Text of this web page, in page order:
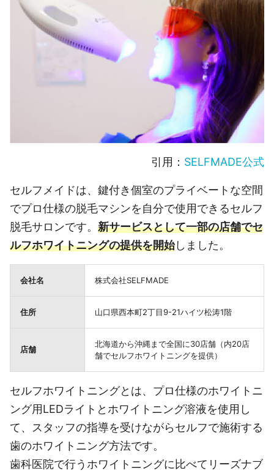
引用： SELFMADE公式
セルフメイドは、鍵付き個室のプライベートな空間
でプロ仕様の脱毛マシンを自分で使用できるセルフ
脱毛サロンです。 新サービスとして一部の店舗でセ
ルフホワイトニングの提供を開始しました。
会社名 株式会社SELFMADE
住所 山口県西本町2丁目9-21ハイツ松涛1階
店舗
北海道から沖縄まで全国に30店舗（内20店
舗でセルフホワイトニングを提供）
セルフホワイトニングとは、プロ仕様のホワイトニ
ング用LEDライトとホワイトニング溶液を使用し
て、スタッフの指導を受けながらセルフで施術する
歯のホワイトニング方法です。
歯科医院で行うホワイトニングに比べてリーズナブ